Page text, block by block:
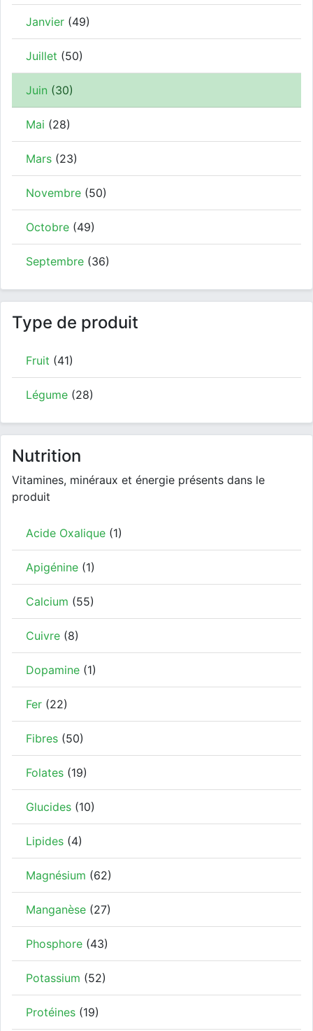
Janvier (49)
Juillet (50)
Juin (30)
Mai (28)
Mars (23)
Novembre (50)
Octobre (49)
Septembre (36)
Type de produit
Fruit (41)
Légume (28)
Nutrition
Vitamines, minéraux et énergie présents dans le
produit
Acide Oxalique (1)
Apigénine (1)
Calcium (55)
Cuivre (8)
Dopamine (1)
Fer (22)
Fibres (50)
Folates (19)
Glucides (10)
Lipides (4)
Magnésium (62)
Manganèse (27)
Phosphore (43)
Potassium (52)
Protéines (19)